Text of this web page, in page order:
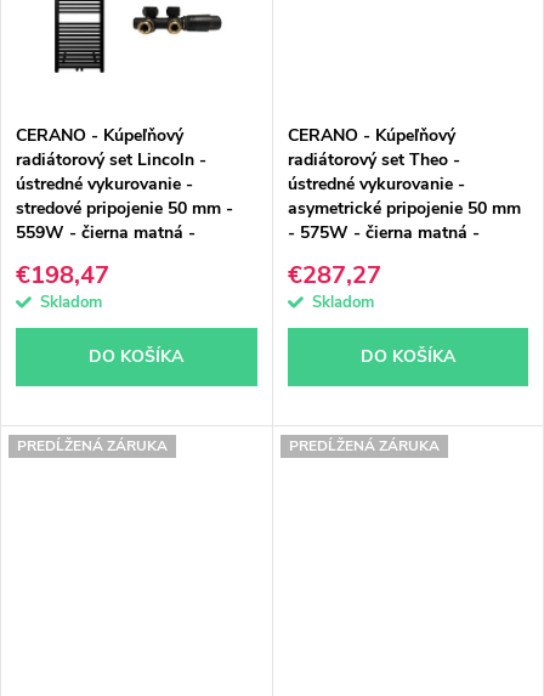
CERANO - Kúpeľňový
radiátorový set Lincoln -
ústredné vykurovanie -
stredové pripojenie 50 mm -
559W - čierna matná -
€198,47
Skladom
DO KOŠÍKA
CERANO - Kúpeľňový
radiátorový set Theo -
ústredné vykurovanie -
asymetrické pripojenie 50 mm
- 575W - čierna matná -
€287,27
Skladom
DO KOŠÍKA
PREDĹŽENÁ ZÁRUKA PREDĹŽENÁ ZÁRUKA